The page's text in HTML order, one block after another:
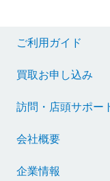
ご利用ガイド
買取お申し込み
訪問・店頭サポー
会社概要
企業情報